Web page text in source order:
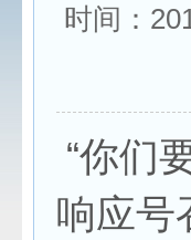
时间：
“你们
响应号